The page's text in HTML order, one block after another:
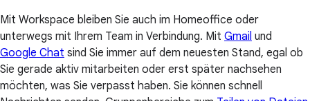
Mit Workspace bleiben Sie auch im Homeoffice oder
unterwegs mit Ihrem Team in Verbindung. Mit Gmail und
Google Chat sind Sie immer auf dem neuesten Stand, egal ob
Sie gerade aktiv mitarbeiten oder erst später nachsehen
möchten, was Sie verpasst haben. Sie können schnell